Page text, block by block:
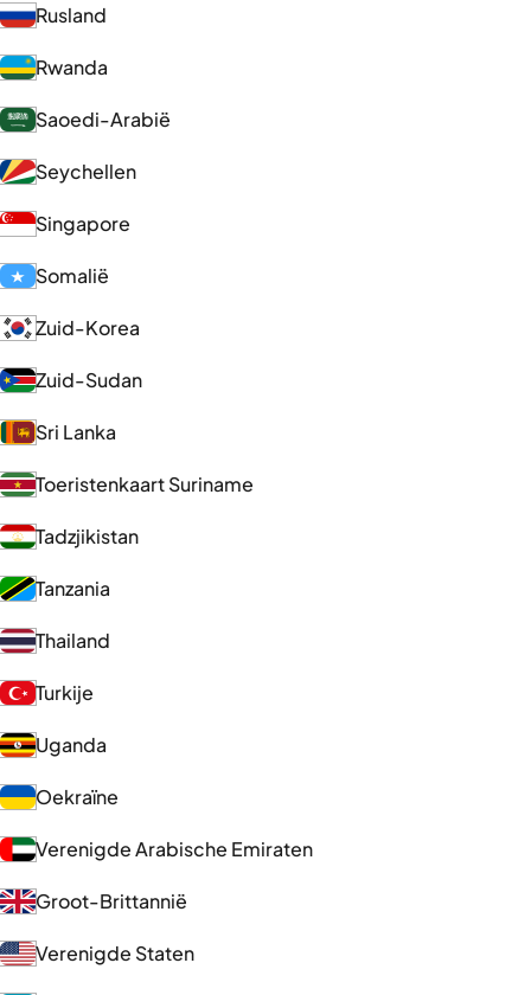
Rusland
Rwanda
Saoedi-Arabië
Seychellen
Singapore
Somalië
Zuid-Korea
Zuid-Sudan
Sri Lanka
Toeristenkaart Suriname
Tadzjikistan
Tanzania
Thailand
Turkije
Uganda
Oekraïne
Verenigde Arabische Emiraten
Groot-Brittannië
Verenigde Staten